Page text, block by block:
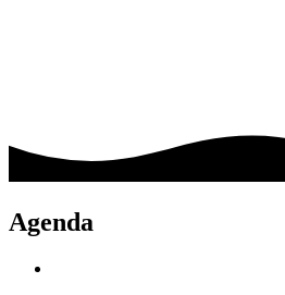
Agenda